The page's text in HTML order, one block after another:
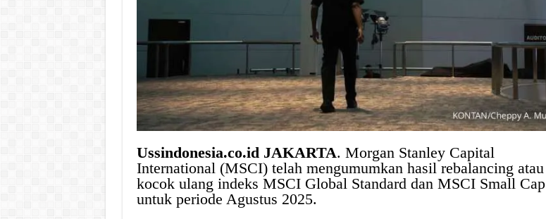
Ussindonesia.co.id JAKARTA. Morgan Stanley Capital
International (MSCI) telah mengumumkan hasil rebalancing atau
kocok ulang indeks MSCI Global Standard dan MSCI Small Cap
untuk periode Agustus 2025.